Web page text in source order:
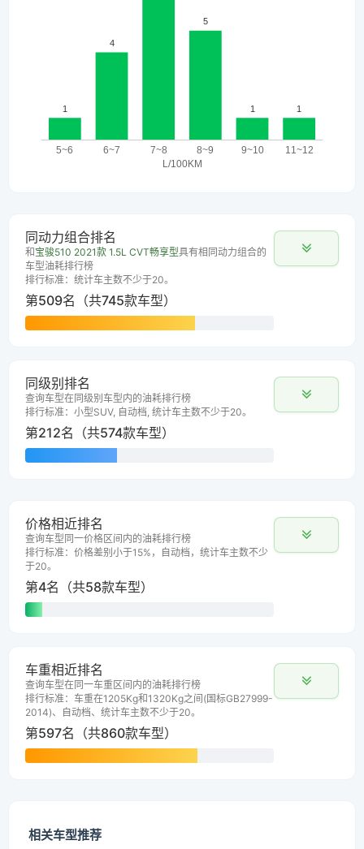
同动力组合排名
和 宝骏510 2021款 1.5L CVT畅享型具有相同动力组合的
车型油耗排行榜
排行标准：统计车主数不少于20。
第509名（共745款车型）
同级别排名
查询车型在同级别车型内的油耗排行榜
排行标准：小型SUV, 自动档, 统计车主数不少于20。
第212名（共574款车型）
价格相近排名
查询车型同一价格区间内的油耗排行榜
排行标准：价格差别小于15%，自动档，统计车主数不少
于20。
第4名（共58款车型）
车重相近排名
查询车型在同一车重区间内的油耗排行榜
排行标准：车重在1205Kg和1320Kg之间(国标GB27999-
2014)、自动档、统计车主数不少于20。
第597名（共860款车型）
相关车型推荐